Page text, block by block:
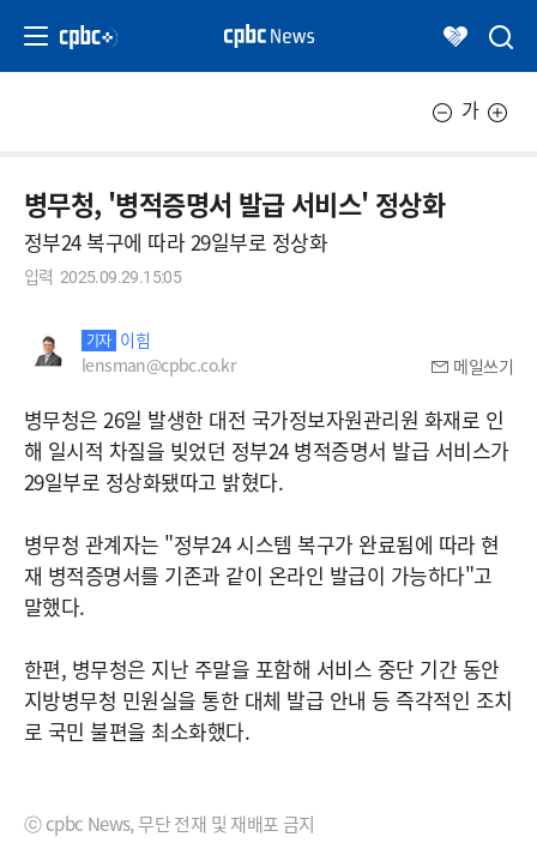
가
병무청, '병적증명서 발급 서비스' 정상화
정부24 복구에 따라 29일부로 정상화
입력 2025.09.29.15:05
기자 이힘
lensman@cpbc.co.kr
메일쓰기
병무청은 26일 발생한 대전 국가정보자원관리원 화재로 인
해 일시적 차질을 빚었던 정부24 병적증명서 발급 서비스가
29일부로 정상화됐따고 밝혔다.
병무청 관계자는 "정부24 시스템 복구가 완료됨에 따라 현
재 병적증명서를 기존과 같이 온라인 발급이 가능하다"고
말했다.
한편, 병무청은 지난 주말을 포함해 서비스 중단 기간 동안
지방병무청 민원실을 통한 대체 발급 안내 등 즉각적인 조치
로 국민 불편을 최소화했다.
ⓒ cpbc News, 무단 전재 및 재배포 금지